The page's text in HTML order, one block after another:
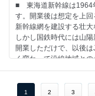
■ 東海道新幹線は1964
す。開業後は想定を上
新幹線網を建設する壮大
しかし国鉄時代には山
開業しただけで、以後
く変わって沿線地域と
問題などから未着工の
の計画に縛られている
1 2 3